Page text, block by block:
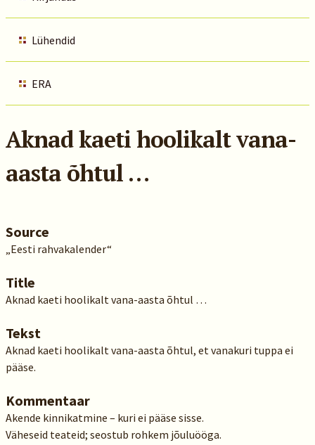
Lühendid
ERA
Aknad kaeti hoolikalt vana-
aasta õhtul …
Source
„Eesti rahvakalender“
Title
Aknad kaeti hoolikalt vana-aasta õhtul …
Tekst
Aknad kaeti hoolikalt vana-aasta õhtul, et vanakuri tuppa ei
pääse.
Kommentaar
Akende kinnikatmine – kuri ei pääse sisse.
Väheseid teateid; seostub rohkem jõuluööga.